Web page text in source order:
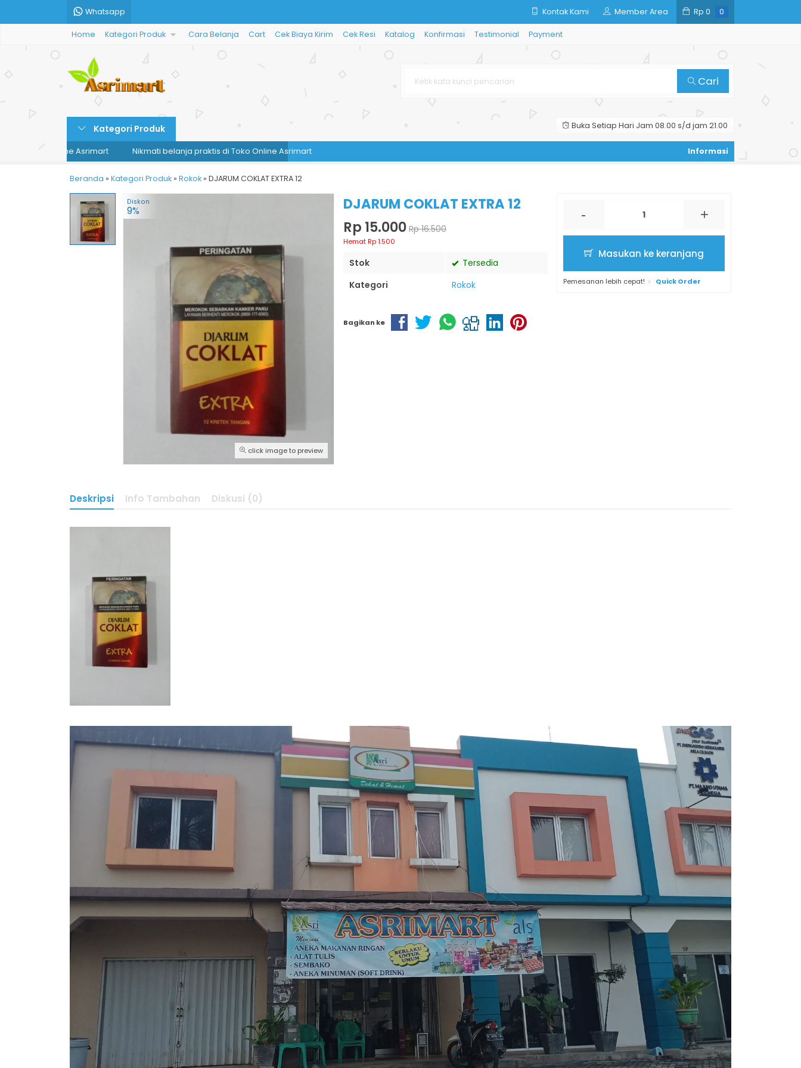
Whatsapp Kontak Kami Member Area Rp 0 0
Home Kategori Produk Cara Belanja Cart Cek Biaya Kirim Cek Resi Katalog Konfirmasi Testimonial Payment
Cari
Kategori Produk Buka Setiap Hari Jam 08.00 s/d jam 21.00
Online Asrimart Nikmati belanja praktis di Toko Online Asrimart
Beranda » Kategori Produk » Rokok » DJARUM COKLAT EXTRA 12
click image to preview
Diskon
9%
DJARUM COKLAT EXTRA 12
Rp 15.000 Rp 16.500
Hemat Rp 1.500
Stok
Tersedia
Kategori
Rokok
- +
Masukan ke keranjang
Pemesanan lebih cepat! Quick Order
Bagikan ke
Deskripsi Info Tambahan Diskusi (0)